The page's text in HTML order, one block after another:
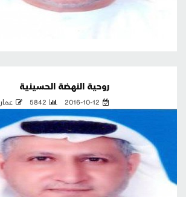
روحية النهضة الحسينية
2016-10-12
5842